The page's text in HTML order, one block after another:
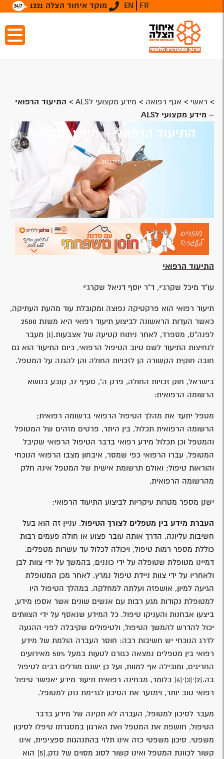
מוקד איחוד הצלה 1221 EN FR
> ראשי > אגף רפואה > מידע מקצועי לALS > התיעוד הרפואי
– מידע מקצועי לALS
התיעוד הרפואי – מידע מקצועי
לALS
07/11/2024
התיעוד הרפואי
עו"ד מיכל שקרג'י, ד"ר יוסף דניאל שקרג'י
תיעוד רפואי הוא פרקטיקה נפוצה ומקובלת עוד מהעת העתיקה,
כאשר העדות הראשונה לביצוע תיעוד רפואי היא משנת 2500
לפנה"ס, מספרד, לאחר ניתוח קטיעה של אצבעות.[1]
מעבר
לנחיצות התיעוד לשם טיוב הטיפול הרפואי, כיום התיעוד הוא גם
חובה חוקית הקשורה הן לזכויות החולה והן להגנה על המטפל.
בישראל, חוק זכויות החולה, פרק ה', סעיף 17, קובע בנושא
הרשומה הרפואית:
מטפל יתעד את מהלך הטיפול הרפואי ברשומה רפואית;
הרשומה הרפואית תכלול, בין היתר, פרטים מזהים של המטופל
והמטפל וכן תכלול מידע רפואי בדבר הטיפול הרפואי שקיבל
המטופל, עברו הרפואי כפי שמסר, איבחון מצבו הרפואי הנוכחי
והוראות טיפול; ואולם תרשומת אישית של המטפל אינה חלק
מהרשומה הרפואית.
ישנן מספר מטרות עיקריות לביצוע התיעוד הרפואי:
העברת מידע בין מטפלים לצורך הטיפול. עניין זה הוא בעל
חשיבות עליונה. הדרך אותה עובר פצוע או חולה פעמים רבות
כוללת מספר רמות טיפול, ויכולה לכלול עד עשרות מטפלים.
דמיינו מטופלת שטופלה על ידי כוננים, בהמשך על ידי צוות לבן
ולאחריו על ידי צוות ניידת טיפול נמרץ. לאחר מכן המטופלת
הגיעה למיון, אושפזה ועלתה למחלקה. במהלך הטיפול היו
למטופלת נקודות מגע רבות עם אנשים שונים אשר אספו מידע,
ביצעו אבחנות והעניקו טיפול. כל המידע שנאסף על ידי הצוותים
יכול להדרש להמשך הטיפול, ולטיפולים שקיבלה לפני ההגעה
לדרג הנוכחי יש חשיבות רבה: חוסר העברה הולמת של מידע
רפואי בין מטפלים נמצאה כגורם לטעות במעל 50% מאירועים
החריגים, ומובילה אף למוות, ועל כן ישנם מודלים רבים לטיפול
בה.[2]
,
[3]
,
[4]
כלומר, מבחינה רפואית תיעוד מידע יאפשר טיפול
רפואי טוב יותר, וימזער את הסיכון לגרימת נזק למטופל.
מעבר לסיכון למטופל, העברה לא תקינה של מידע בדבר
הטיפול, חושפת את המטפל ואת הארגון במסגרתו טיפלו לסיכון
משפטי. סיכון משפטי כזה אינו תלוי בהתנהגות ספציפית, אינו
קשור לכוונת המטפל ואינו קשור לסוג מסוים של נזק.[5]
הוא